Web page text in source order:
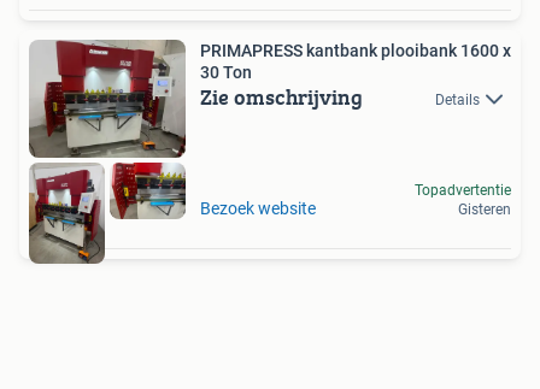
PRIMAPRESS kantbank plooibank 1600 x
30 Ton
Zie omschrijving Details
Bezoek website
Topadvertentie
Gisteren